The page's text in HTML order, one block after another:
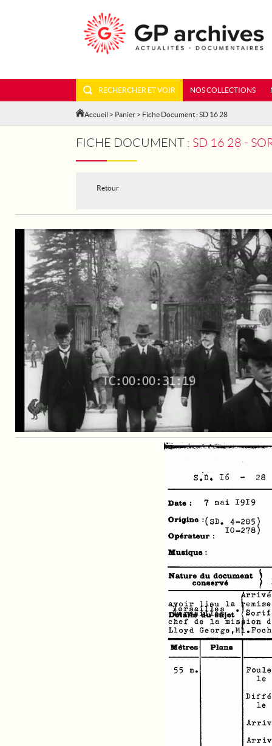
RECHERCHER ET VOIR NOS COLLECTIONS
Accueil > Panier > Fiche Document : SD 16 28
FICHE DOCUMENT : SD 16 28 -
Retour